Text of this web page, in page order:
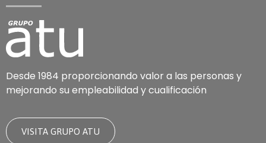
Desde 1984 proporcionando valor a las personas y
mejorando su empleabilidad y cualificación
VISITA GRUPO ATU